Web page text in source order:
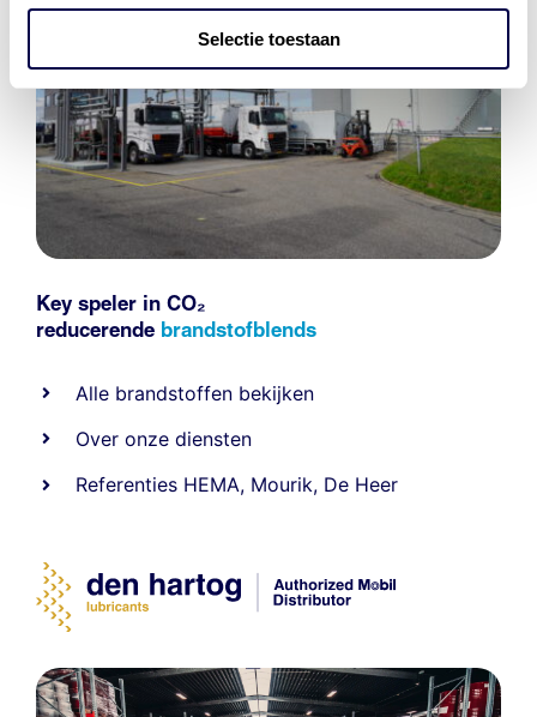
Selectie toestaan
Key speler in CO₂
reducerende brandstofblends
Alle brandstoffen bekijken
Over onze diensten
Referenties HEMA, Mourik, De Heer